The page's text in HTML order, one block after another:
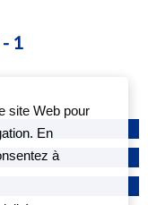
1
site Web pour
En
à